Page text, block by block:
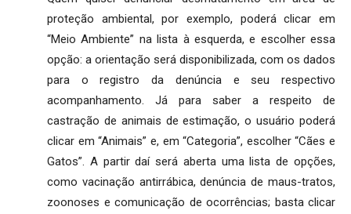
proteção ambiental, por exemplo, poderá clicar em
“Meio Ambiente” na lista à esquerda, e escolher essa
opção: a orientação será disponibilizada, com os dados
para o registro da denúncia e seu respectivo
acompanhamento. Já para saber a respeito de
castração de animais de estimação, o usuário poderá
clicar em “Animais” e, em “Categoria”, escolher “Cães e
Gatos”. A partir daí será aberta uma lista de opções,
como vacinação antirrábica, denúncia de maus-tratos,
zoonoses e comunicação de ocorrências; basta clicar